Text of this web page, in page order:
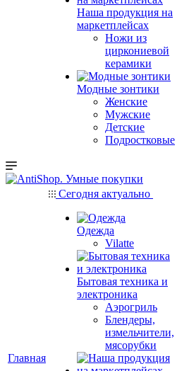
Наша продукция на
маркетплейсах
Ножи из
циркониевой
керамики
Модные зонтики
Женские
Мужские
Детские
Подростковые
Главная
Сегодня актуально
Одежда
Vilatte
Бытовая техника и
электроника
Аэрогриль
Блендеры,
измельчители,
мясорубки